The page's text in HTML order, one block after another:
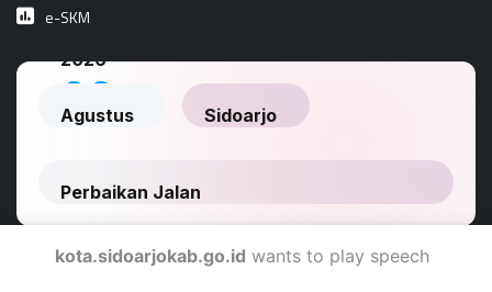
e-SKM
kota.sidoarjokab.go.id wants to play speech